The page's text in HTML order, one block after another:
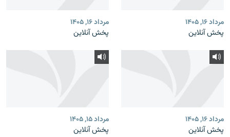
مرداد ۱۶, ۱۴۰۵
پخش آنلاین
مرداد ۱۶, ۱۴۰۵
پخش آنلاین
مرداد ۱۶, ۱۴۰۵
پخش آنلاین
مرداد ۱۵, ۱۴۰۵
پخش آنلاین